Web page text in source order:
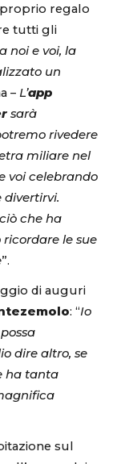
regalo
tutti gli
noi e voi, la
un
– L’app
sarà
rivedere
miliare nel
voi celebrando
divertirvi.
che ha
le sue
”.
di auguri
: “Io
dire altro, se
ha tanta
sul